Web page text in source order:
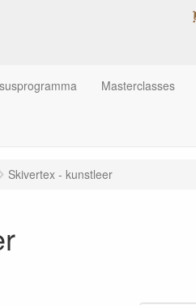
Masterclasses
Skivertex - kunstleer